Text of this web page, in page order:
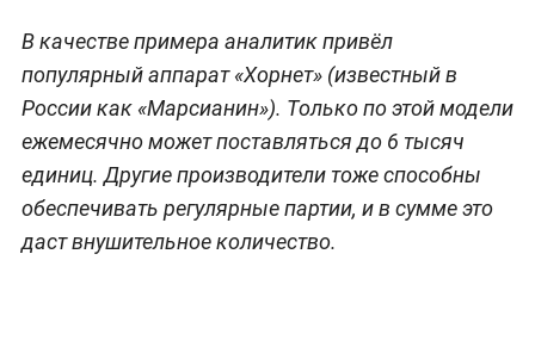
В качестве примера аналитик привёл
популярный аппарат «Хорнет» (известный в
России как «Марсианин»). Только по этой модели
ежемесячно может поставляться до 6 тысяч
единиц. Другие производители тоже способны
обеспечивать регулярные партии, и в сумме это
даст внушительное количество.